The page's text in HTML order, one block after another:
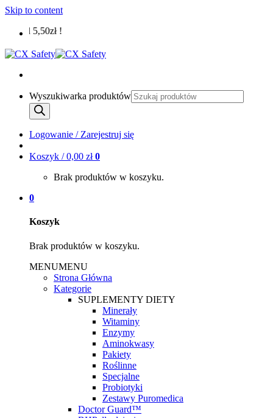
Skip to content
od 5,50zł !
Wyszukiwarka produktów
Logowanie / Zarejestruj się
Koszyk /0,00 zł 0
Brak produktów w koszyku.
0
Koszyk
Brak produktów w koszyku.
MENUMENU
Strona Główna
Kategorie
SUPLEMENTY DIETY
Minerały
Witaminy
Enzymy
Aminokwasy
Pakiety
Roślinne
Specjalne
Probiotyki
Zestawy Puromedica
Doctor Guard™